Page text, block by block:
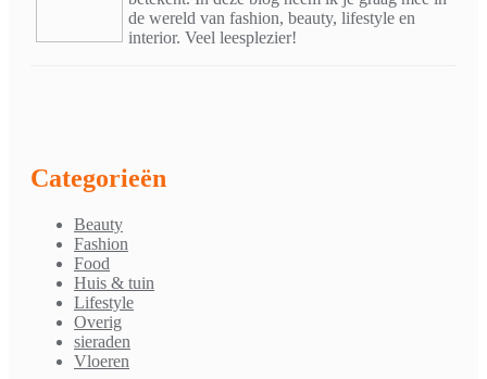
de wereld van fashion, beauty, lifestyle en
interior. Veel leesplezier!
Categorieën
Beauty
Fashion
Food
Huis & tuin
Lifestyle
Overig
sieraden
Vloeren